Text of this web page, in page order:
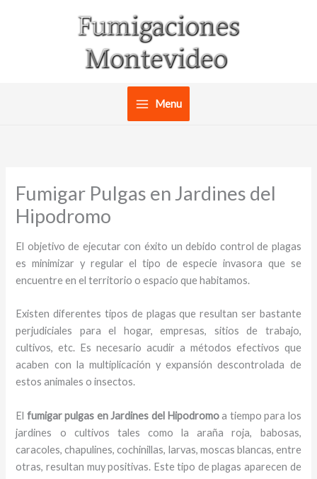
Menu
Fumigar Pulgas en Jardines del
Hipodromo
El objetivo de ejecutar con éxito un debido control de plagas
es minimizar y regular el tipo de especie invasora que se
encuentre en el territorio o espacio que habitamos.
Existen diferentes tipos de plagas que resultan ser bastante
perjudiciales para el hogar, empresas, sitios de trabajo,
cultivos, etc. Es necesario acudir a métodos efectivos que
acaben con la multiplicación y expansión descontrolada de
estos animales o insectos.
El fumigar pulgas en Jardines del Hipodromoa tiempo para los
jardines o cultivos tales como la araña roja, babosas,
caracoles, chapulines, cochinillas, larvas, moscas blancas, entre
otras, resultan muy positivas. Este tipo de plagas aparecen de